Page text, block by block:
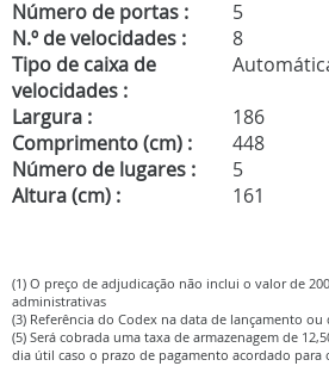
Número de portas :
5
N.º de velocidades :
8
Tipo de caixa de
velocidades :
Largura :
186
Comprimento (cm) :
448
Número de lugares :
5
Altura (cm) :
161
(1) O preço de adjudicação não inclui o valor de
administrativas
(3) Referência do Codex na data de lançamento
(5) Será cobrada uma taxa de armazenagem de
dia útil caso o prazo de pagamento acordado para